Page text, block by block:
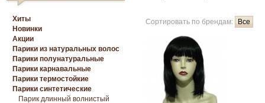
Хиты
Новинки
Акции
Парики из натуральных волос
Парики полунатуральные
Парики карнавальные
Парики термостойкие
Парики синтетические
Парик длинный волнистый
Сортировать по брендам: Все